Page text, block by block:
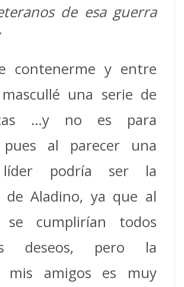
de esa guerra
contenerme y entre
una serie de
…y no es para
pues al parecer una
líder podría ser la
de Aladino, ya que al
se cumplirían todos
deseos, pero la
mis amigos es muy